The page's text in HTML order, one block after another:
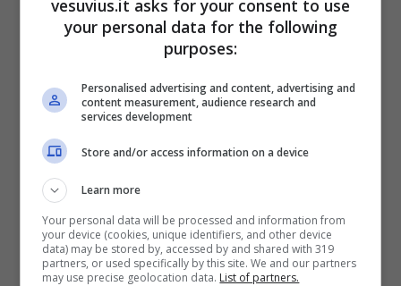
Edoardo Tavassi a
Pechino Express con
Nicolas Vaporidis?
Ecco quando i due si
rivedranno
vesuvius.it asks for your consent to use
your personal data for the following
purposes:
Personalised advertising and content, advertising and
content measurement, audience research and
services development
Store and/or access information on a device
Learn more
Your personal data will be processed and information from
your device (cookies, unique identifiers, and other device
data) may be stored by, accessed by and shared with 319
partners, or used specifically by this site. We and our partners
may use precise geolocation data. List of partners.